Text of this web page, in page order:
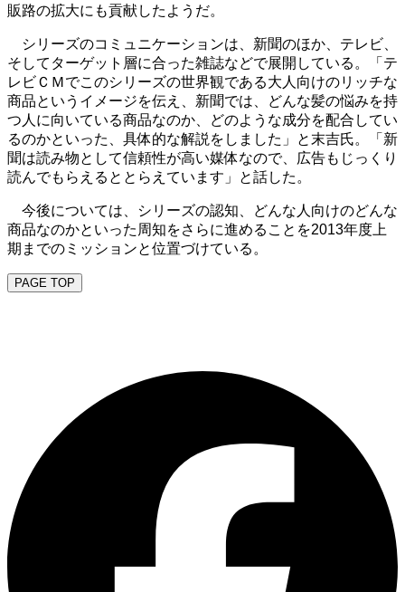
販路の拡大にも貢献したようだ。
シリーズのコミュニケーションは、新聞のほか、テレビ、
そしてターゲット層に合った雑誌などで展開している。「テ
レビＣＭでこのシリーズの世界観である大人向けのリッチな
商品というイメージを伝え、新聞では、どんな髪の悩みを持
つ人に向いている商品なのか、どのような成分を配合してい
るのかといった、具体的な解説をしました」と末吉氏。「新
聞は読み物として信頼性が高い媒体なので、広告もじっくり
読んでもらえるととらえています」と話した。
今後については、シリーズの認知、どんな人向けのどんな
商品なのかといった周知をさらに進めることを2013年度上
期までのミッションと位置づけている。
PAGE TOP